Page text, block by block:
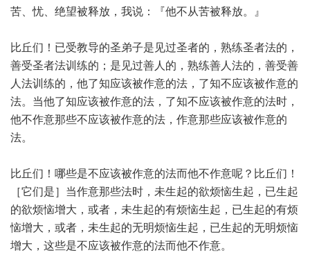
苦、忧、绝望被释放，我说：『他不从苦被释放。』
比丘们！已受教导的圣弟子是见过圣者的，熟练圣者法的，
善受圣者法训练的；是见过善人的，熟练善人法的，善受善
人法训练的，他了知应该被作意的法，了知不应该被作意的
法。当他了知应该被作意的法，了知不应该被作意的法时，
他不作意那些不应该被作意的法，作意那些应该被作意的
法。
比丘们！哪些是不应该被作意的法而他不作意呢？比丘们！
［它们是］当作意那些法时，未生起的欲烦恼生起，已生起
的欲烦恼增大，或者，未生起的有烦恼生起，已生起的有烦
恼增大，或者，未生起的无明烦恼生起，已生起的无明烦恼
增大，这些是不应该被作意的法而他不作意。